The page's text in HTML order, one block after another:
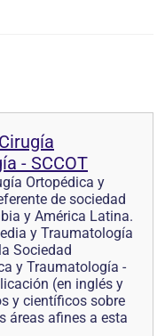
- SCCOT
Ortopédica y
de sociedad
y América Latina.
y Traumatología
Sociedad
y Traumatología -
(en inglés y
y científicos sobre
áreas afines a esta